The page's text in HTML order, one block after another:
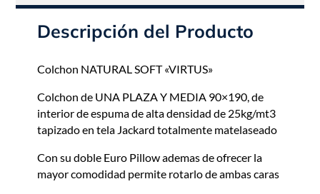
Descripción del Producto
Colchon NATURAL SOFT «VIRTUS»
Colchon de UNA PLAZA Y MEDIA 90×190, de
interior de espuma de alta densidad de 25kg/mt3
tapizado en tela Jackard totalmente matelaseado
Con su doble Euro Pillow ademas de ofrecer la
mayor comodidad permite rotarlo de ambas caras